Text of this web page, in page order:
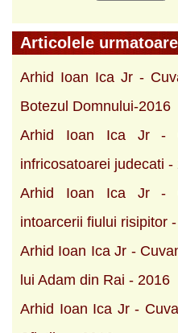
Articolele urmatoare
Arhid Ioan Ica Jr -
Botezul Domnului-2016
Arhid Ioan Ica Jr -
infricosatoarei judecati -
Arhid Ioan Ica Jr -
intoarcerii fiului risipitor
Arhid Ioan Ica Jr -
lui Adam din Rai - 2016
Arhid Ioan Ica Jr -